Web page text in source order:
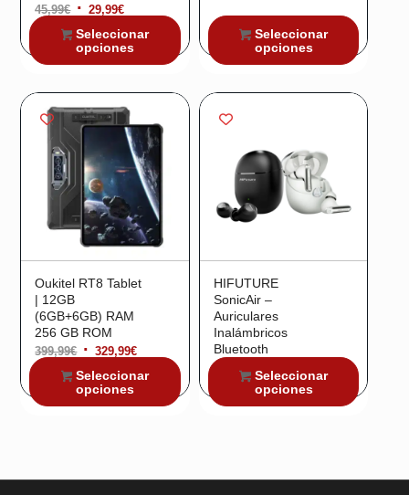
45,99€ El
precio
original
45,99€.
29,99€El
precio
actual
29,99€.
Seleccionar
opciones
original
era:
39,99€.
actual
es:
18,99€.
Seleccionar
opciones
Oukitel RT8 Tablet
| 12GB
(6GB+6GB) RAM
256 GB ROM
399,99€ El
precio
original
329,99€El
precio
¡Oferta!
Seleccionar
opciones
HIFUTURE
SonicAir –
Auriculares
Inalámbricos
Bluetooth
12,99
¡Oferta!
Seleccionar
opciones